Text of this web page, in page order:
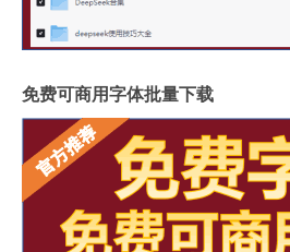
免费可商用字体批量下载